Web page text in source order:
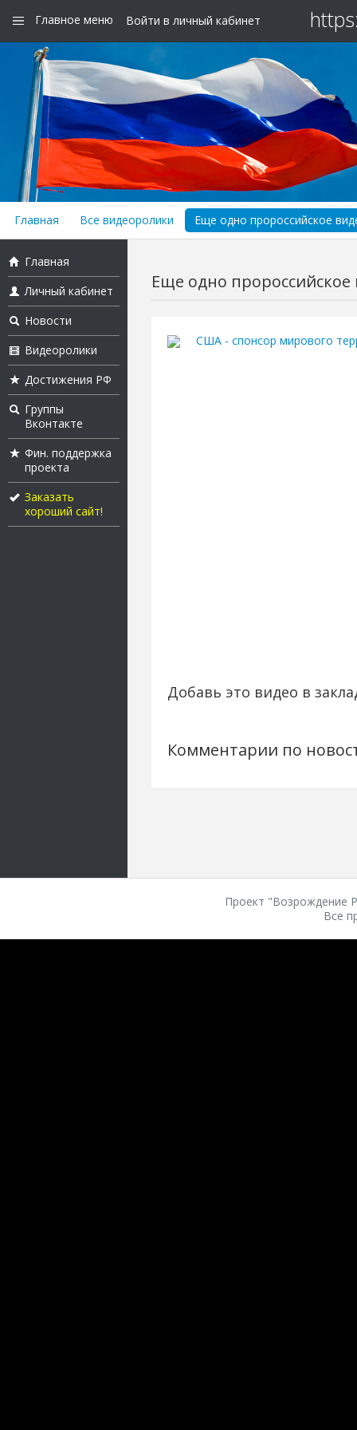
Главное меню Войти в личный кабинет
Главная Все видеоролики Еще одно пророссийское
Главная
Личный кабинет
Новости
Видеоролики
Достижения РФ
Группы
Вконтакте
Фин. поддержка
проекта
Заказать
хороший сайт!
Еще одно пророссийское
США - спонсор мирового
Добавь это видео в
Комментарии по
Проект "Возрождение
Все